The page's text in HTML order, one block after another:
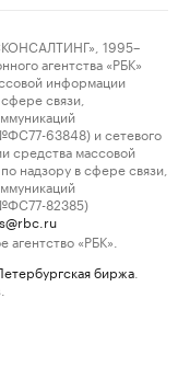
1995–
агентства «РБК»
информации
связи,
63848) и сетевого
средства массовой
надзору в сфере связи,
82385)
«РБК».
биржа